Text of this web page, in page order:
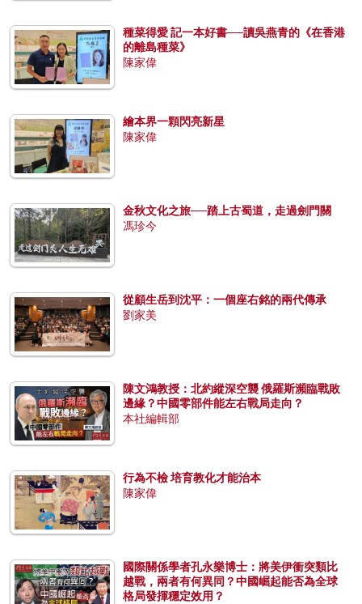
種菜得愛 記一本好書──讀吳燕青的《在香港
的離島種菜》
陳家偉
繪本界一顆閃亮新星
陳家偉
金秋文化之旅──踏上古蜀道，走過劍門關
馮珍今
從顧生岳到沈平：一個座右銘的兩代傳承
劉家美
陳文鴻教授：北約縱深空襲 俄羅斯瀕臨戰敗
邊緣？中國零部件能左右戰局走向？
本社編輯部
行為不檢 培育教化才能治本
陳家偉
國際關係學者孔永樂博士：將美伊衝突類比
越戰，兩者有何異同？中國崛起能否為全球
格局發揮穩定效用？